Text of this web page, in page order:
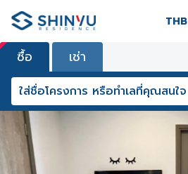
THB
ซื้อ เช่า